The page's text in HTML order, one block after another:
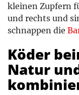
kleinen Zupfern
und rechts und
schnappen die
Köder
Natur